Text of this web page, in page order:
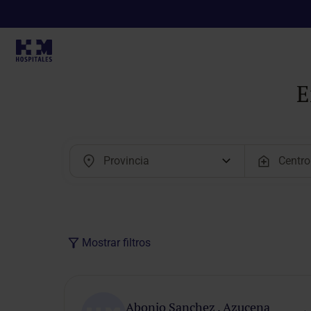
Mostrar filtros
Abonjo Sanchez , Azucena